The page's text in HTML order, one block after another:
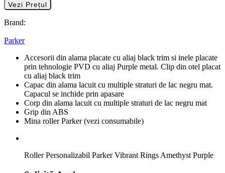
Vezi Prețul
Brand:
Parker
Accesorii din alama placate cu aliaj black trim si inele placate
prin tehnologie PVD cu aliaj Purple metal. Clip din otel placat
cu aliaj black trim
Capac din alama lacuit cu multiple straturi de lac negru mat.
Capacul se inchide prin apasare
Corp din alama lacuit cu multiple straturi de lac negru mat
Grip din ABS
Mina roller Parker (vezi consumabile)
Roller Personalizabil Parker Vibrant Rings Amethyst Purple